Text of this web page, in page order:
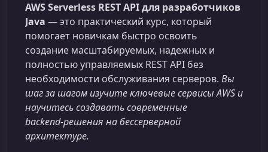
AWS Serverless REST API для разработчиков
Java — это практический курс, который
помогает новичкам быстро освоить
создание масштабируемых, надежных и
полностью управляемых REST API без
необходимости обслуживания серверов. Вы
шаг за шагом изучите ключевые сервисы AWS и
научитесь создавать современные
backend‑решения на бессерверной
архитектуре.